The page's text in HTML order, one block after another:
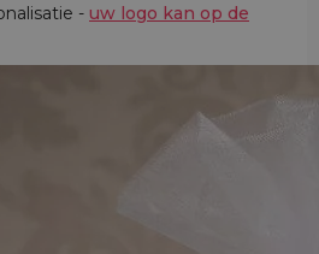
- uw logo kan op de